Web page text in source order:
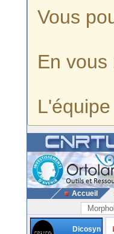
Vous
En vous
Accueil
Dicosyn